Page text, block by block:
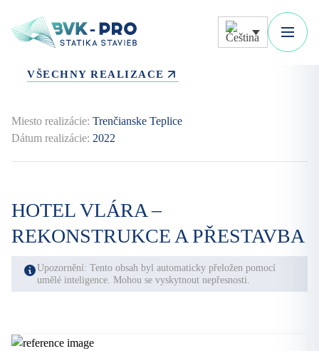
VŠECHNY REALIZACE
Dátum realizácie: 2022
Miesto realizácie: Trenčianske Teplice
HOTEL VLÁRA –
REKONSTRUKCE A PŘESTAVBA
Upozornění: Tento obsah byl automaticky přeložen pomocí
umělé inteligence. Mohou se vyskytnout nepřesnosti.